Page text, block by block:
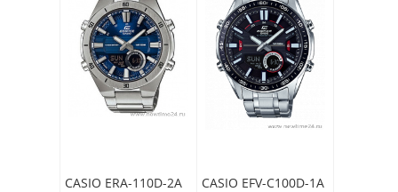
CASIO ERA-110D-2A CASIO EFV-C100D-1A